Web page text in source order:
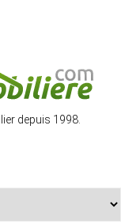
depuis 1998.